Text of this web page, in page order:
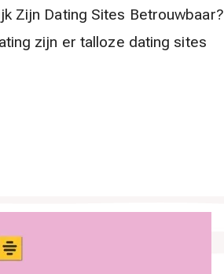
Zijn Dating Sites Betrouwbaar?
zijn er talloze dating sites